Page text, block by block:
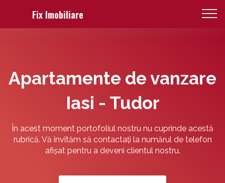
Fix Imobiliare
Apartamente de vanzare
Iasi - Tudor
În acest moment portofoliul nostru nu cuprinde acestă
rubrică. Vă invităm să contactați la numărul de telefon
afișat pentru a deveni clientul nostru.